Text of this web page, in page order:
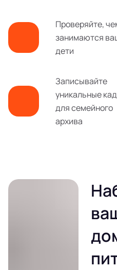
Проверяйте,
занимаются
дети
Записывайте
уникальные
для семейного
архива